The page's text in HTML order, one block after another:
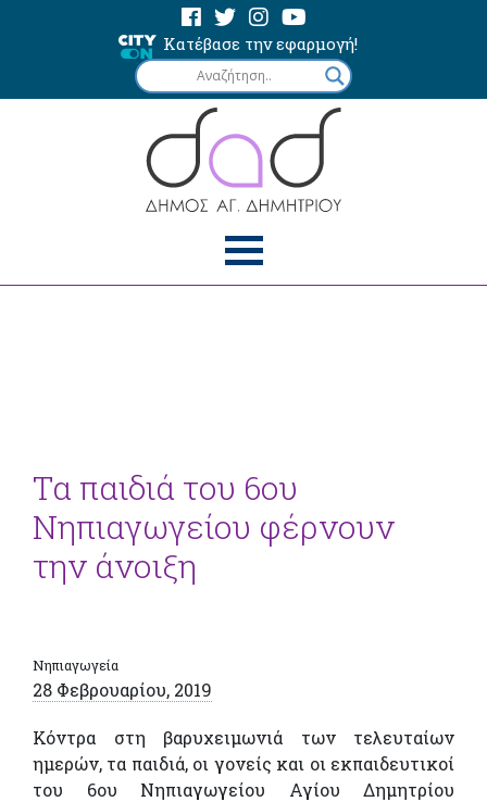
Κατέβασε την εφαρμογή!
Τα παιδιά του 6ου
Νηπιαγωγείου φέρνουν
την άνοιξη
Νηπιαγωγεία
28 Φεβρουαρίου, 2019
Κόντρα στη βαρυχειμωνιά των τελευταίων
ημερών, τα παιδιά, οι γονείς και οι εκπαιδευτικοί
του 6ου Νηπιαγωγείου Αγίου Δημητρίου